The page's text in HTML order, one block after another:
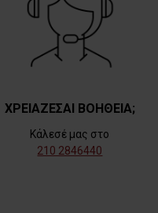
ΧΡΕΙΑΖΕΣΑΙ ΒΟΗΘΕΙΑ;
Κάλεσέ μας στο
210 2846440